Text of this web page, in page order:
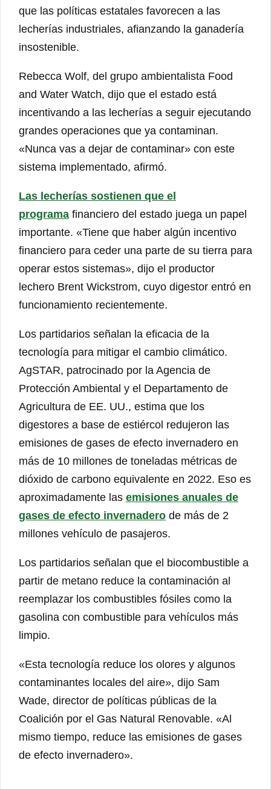
que las políticas estatales favorecen a las
lecherías industriales, afianzando la ganadería
insostenible.
Rebecca Wolf, del grupo ambientalista Food
and Water Watch, dijo que el estado está
incentivando a las lecherías a seguir ejecutando
grandes operaciones que ya contaminan.
«Nunca vas a dejar de contaminar» con este
sistema implementado, afirmó.
Las lecherías sostienen que el
programa financiero del estado juega un papel
importante. «Tiene que haber algún incentivo
financiero para ceder una parte de su tierra para
operar estos sistemas», dijo el productor
lechero Brent Wickstrom, cuyo digestor entró en
funcionamiento recientemente.
Los partidarios señalan la eficacia de la
tecnología para mitigar el cambio climático.
AgSTAR, patrocinado por la Agencia de
Protección Ambiental y el Departamento de
Agricultura de EE. UU., estima que los
digestores a base de estiércol redujeron las
emisiones de gases de efecto invernadero en
más de 10 millones de toneladas métricas de
dióxido de carbono equivalente en 2022. Eso es
aproximadamente las emisiones anuales de
gases de efecto invernadero de más de 2
millones vehículo de pasajeros.
Los partidarios señalan que el biocombustible a
partir de metano reduce la contaminación al
reemplazar los combustibles fósiles como la
gasolina con combustible para vehículos más
limpio.
«Esta tecnología reduce los olores y algunos
contaminantes locales del aire», dijo Sam
Wade, director de políticas públicas de la
Coalición por el Gas Natural Renovable. «Al
mismo tiempo, reduce las emisiones de gases
de efecto invernadero».